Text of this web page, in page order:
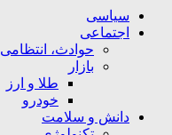
سیاسی
اجتماعی
حوادث، انتظامی
بازار
طلا و ارز
خودرو
دانش و سلامت